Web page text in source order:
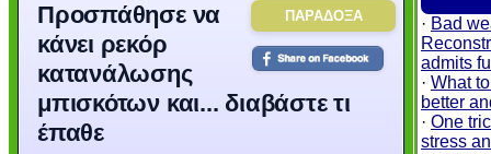
ΠΑΡΑΔΟΞΑ
Προσπάθησε να
κάνει ρεκόρ
κατανάλωσης
μπισκότων και... διαβάστε τι
έπαθε
· Bad
admits
· What
better
· One
stress